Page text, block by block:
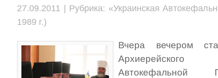
27.09.2011 | Рубрика: «Украинская
1989 г.)
Вчера вечером
Архиерейского
Автокефальной